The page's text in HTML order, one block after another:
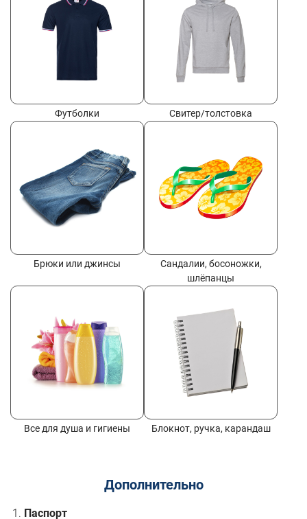
Футболки Свитер/толстовка
Брюки или джинсы
Сандалии, босоножки,
шлёпанцы
Все для душа и гигиены Блокнот, ручка, карандаш
Дополнительно
Паспорт